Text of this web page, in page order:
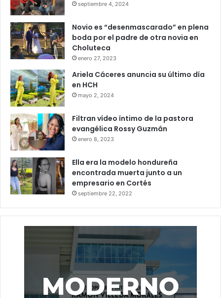
septiembre 4, 2024
Novio es “desenmascarado” en plena
boda por el padre de otra novia en
Choluteca
enero 27, 2023
Ariela Cáceres anuncia su último día
en HCH
mayo 2, 2024
Filtran vídeo íntimo de la pastora
evangélica Rossy Guzmán
enero 8, 2023
Ella era la modelo hondureña
encontrada muerta junto a un
empresario en Cortés
septiembre 22, 2022